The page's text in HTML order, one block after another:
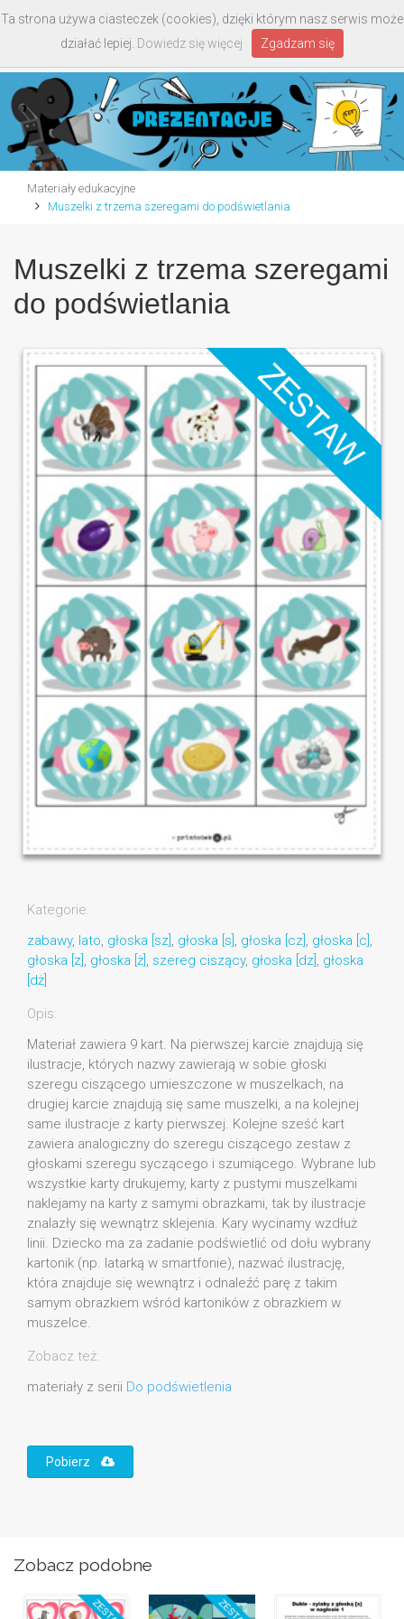
Materiały edukacyjne
Muszelki z trzema szeregami do podświetlania
Muszelki z trzema szeregami
do podświetlania
Kategorie:
zabawy, lato, głoska [sz] , głoska [s] , głoska [cz] , głoska [c] ,
głoska [z] , głoska [ż] , szereg ciszący, głoska [dz] , głoska
[dż]
Opis:
Materiał zawiera 9 kart. Na pierwszej karcie znajdują się
ilustracje, których nazwy zawierają w sobie głoski
szeregu ciszącego umieszczone w muszelkach, na
drugiej karcie znajdują się same muszelki, a na kolejnej
same ilustracje z karty pierwszej. Kolejne sześć kart
zawiera analogiczny do szeregu ciszącego zestaw z
głoskami szeregu syczącego i szumiącego. Wybrane lub
wszystkie karty drukujemy, karty z pustymi muszelkami
naklejamy na karty z samymi obrazkami, tak by ilustracje
znalazły się wewnątrz sklejenia. Kary wycinamy wzdłuż
linii. Dziecko ma za zadanie podświetlić od dołu wybrany
kartonik (np. latarką w smartfonie), nazwać ilustrację,
która znajduje się wewnątrz i odnaleźć parę z takim
samym obrazkiem wśród kartoników z obrazkiem w
muszelce.
Zobacz też:
materiały z serii Do podświetlenia
Pobierz
Zobacz podobne
Ta strona używa ciasteczek (cookies), dzięki którym nasz serwis może
działać lepiej. Dowiedz się więcej Zgadzam się